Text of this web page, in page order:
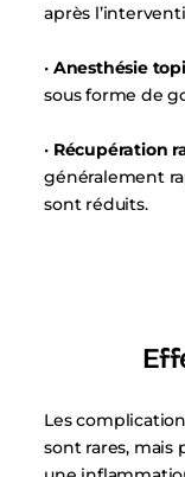
après
• Anesthésie
sous forme de
• Récupération
généralement
sont réduits.
Les
sont rares, mais